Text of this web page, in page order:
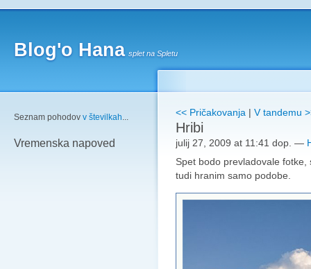
Blog'o Hana splet na Spletu
Seznam pohodov v številkah...
Vremenska napoved
<< Pričakovanja | V tandemu
Hribi
julij 27, 2009 at 11:41 dop. —
Spet bodo prevladovale
tudi hranim samo podobe.